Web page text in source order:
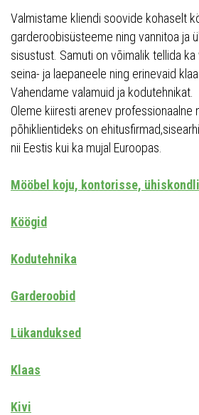
Valmistame kliendi soovide kohaselt
garderoobisüsteeme ning vannitoa ja
sisustust. Samuti on võimalik tellida ka
seina- ja laepaneele ning erinevaid
Vahendame valamuid ja kodutehnikat.
Oleme kiiresti arenev professionaalne
põhiklientideks on
nii Eestis kui ka mujal Euroopas.
Mööbel koju, kontorisse,
Köögid
Kodutehnika
Garderoobid
Lükanduksed
Klaas
Kivi